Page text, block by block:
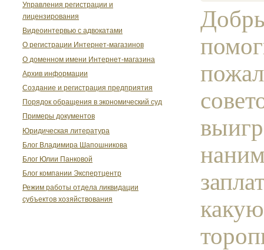
Управления регистрации и
лицензирования
Видеоинтервью с адвокатами
О регистрации Интернет-магазинов
О доменном имени Интернет-магазина
Архив информации
Создание и регистрация предприятия
Порядок обращения в экономический суд
Примеры документов
Юридическая литература
Блог Владимира Шапошникова
Блог Юлии Панковой
Блог компании Экспертцентр
Режим работы отдела ликвидации
субъектов хозяйствования